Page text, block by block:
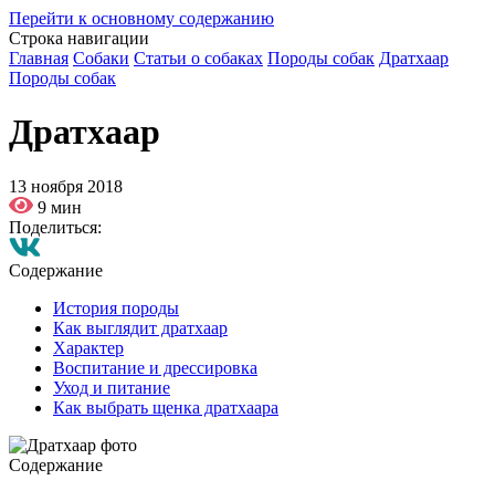
Перейти к основному содержанию
Строка навигации
Главная Собаки Статьи о собаках Породы собак Дратхаар
Породы собак
Дратхаар
13 ноября 2018
9 мин
Поделиться:
Содержание
История породы
Как выглядит дратхаар
Характер
Воспитание и дрессировка
Уход и питание
Как выбрать щенка дратхаара
Содержание